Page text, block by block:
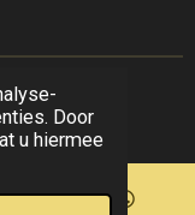
Door
u hiermee